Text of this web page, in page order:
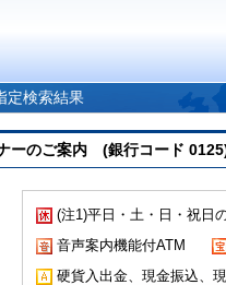
定検索結果
ーのご案内 (銀行コード
(注1)平日・土・日・祝日
音声案内機能付ATM
硬貨入出金、現金振込、